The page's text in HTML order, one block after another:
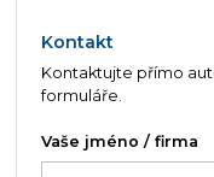
Kontakt
Kontaktujte přímo
formuláře.
Vaše jméno / firma